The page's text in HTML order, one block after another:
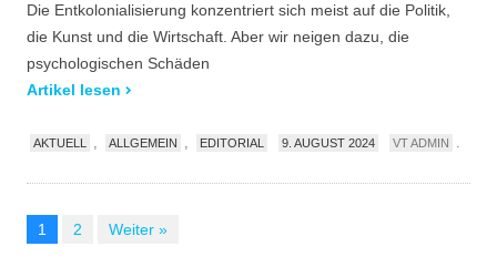
Die Entkolonialisierung konzentriert sich meist auf die Politik,
die Kunst und die Wirtschaft. Aber wir neigen dazu, die
psychologischen Schäden
Artikel lesen
AKTUELL , ALLGEMEIN , EDITORIAL 9. AUGUST 2024 VT ADMIN .
Page
1 Page
2 Weiter »